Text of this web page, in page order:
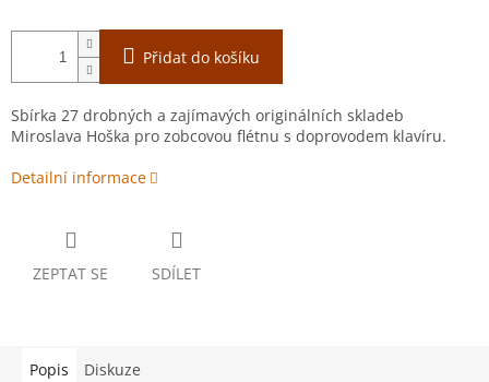
Přidat do košíku
Sbírka 27 drobných a zajímavých originálních skladeb
Miroslava Hoška pro zobcovou flétnu s doprovodem klavíru.
Detailní informace
ZEPTAT SE SDÍLET
Popis Diskuze